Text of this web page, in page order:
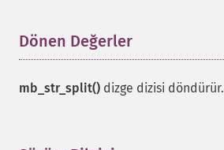
Dönen Değerler
mb_str_split() dizge dizisi döndürür.